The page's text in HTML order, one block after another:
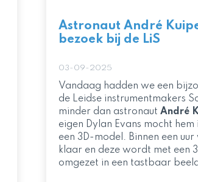
Astronaut André
bezoek bij de LiS
03-09-2025
Vandaag hadden we een
de Leidse instrumentmakers
minder dan astronaut André
eigen Dylan Evans mocht
een 3D-model. Binnen een uur
klaar en deze wordt met een
omgezet in een tastbaar